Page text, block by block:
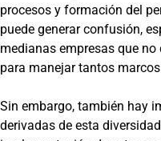
procesos y formación del
puede generar confusión,
medianas empresas que
para manejar tantos
Sin embargo, también hay
derivadas de esta